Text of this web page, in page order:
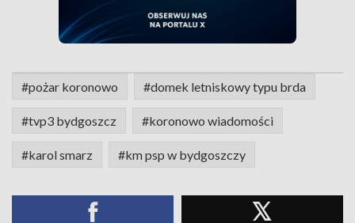
#pożar koronowo #domek letniskowy typu brda
#tvp3 bydgoszcz #koronowo wiadomości
#karol smarz #km psp w bydgoszczy